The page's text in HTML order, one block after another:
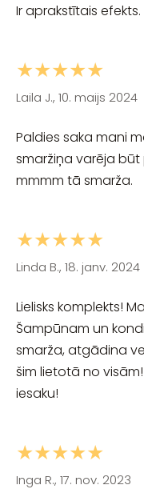
Ir aprakstītais
★★★★★
Laila J., 10. maijs 2024
Paldies saka mani
smaržiņa varēja
mmmm tā smarža.
★★★★★
Linda B., 18. janv. 2024
Lielisks komplekts!
Šampūnam un
smarža, atgādina
šim lietotā no
iesaku!
★★★★★
Inga R., 17. nov. 2023